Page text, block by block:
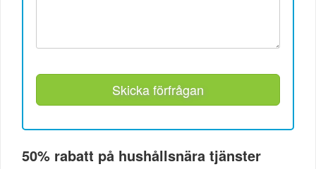
Skicka förfrågan
50% rabatt på hushållsnära tjänster